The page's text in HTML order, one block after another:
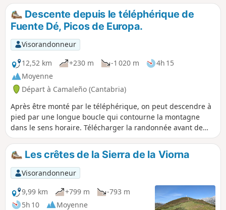
Descente depuis le téléphérique de
Fuente Dé, Picos de Europa.
Visorandonneur
12,52 km
+230 m -1 020 m
4h 15
Moyenne
Départ à Camaleño (Cantabria)
Après être monté par le téléphérique, on peut descendre à
pied par une longue boucle qui contourne la montagne
dans le sens horaire. Télécharger la randonnée avant de
monter, car on ne capte généralement pas. Le chemin (PR®-
PNPE-24) est facile pendant 7 km environ. Il est
généralement bien balisé, mais pas toujours. Après le pont
de bois, le chemin est étroit et plus difficile sur 500m
environ. Ensuite, il se poursuit dans les bois, sans difficulté,
jusqu'à Fuente De. La randonnée est longue, donc, mieux
vaut être bien équipé et en forme.
Les crêtes de la Sierra de la Viorna
Visorandonneur
9,99 km
+799 m
-793 m
5h 10
Moyenne